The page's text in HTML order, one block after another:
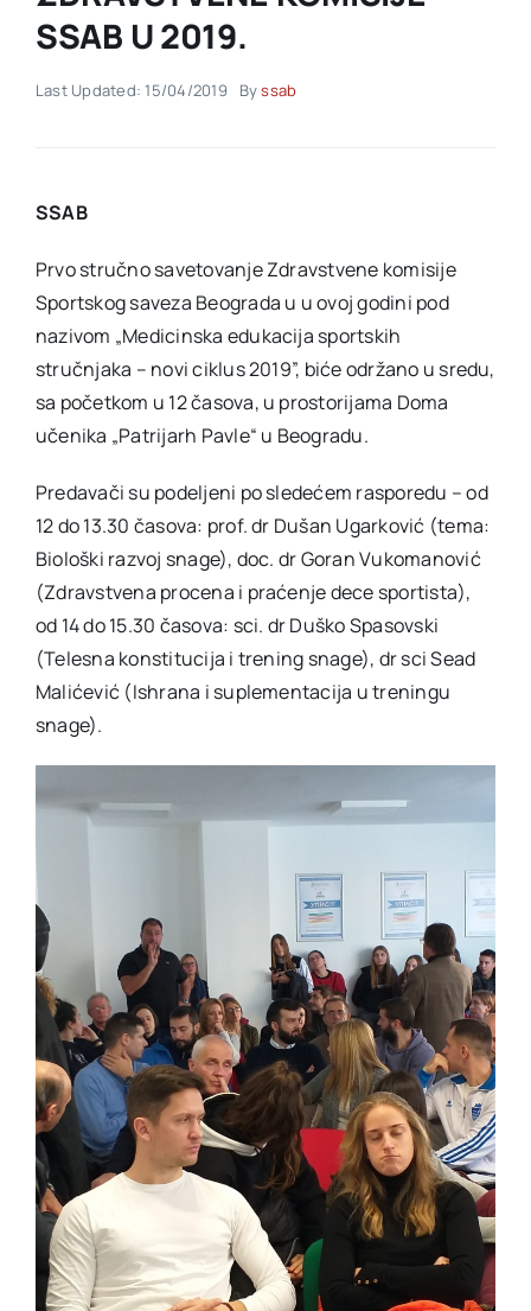
SSAB U 2019.
Last Updated: 15/04/2019 Byssab
SSAB
Prvo stručno savetovanje Zdravstvene komisije
Sportskog saveza Beograda u u ovoj godini pod
nazivom „Medicinska edukacija sportskih
stručnjaka – novi ciklus 2019”, biće održano u sredu,
sa početkom u 12 časova, u prostorijama Doma
učenika „Patrijarh Pavle“ u Beogradu.
Predavači su podeljeni po sledećem rasporedu – od
12 do 13.30 časova: prof. dr Dušan Ugarković (tema:
Biološki razvoj snage), doc. dr Goran Vukomanović
(Zdravstvena procena i praćenje dece sportista),
od 14 do 15.30 časova: sci. dr Duško Spasovski
(Telesna konstitucija i trening snage), dr sci Sead
Malićević (Ishrana i suplementacija u treningu
snage).